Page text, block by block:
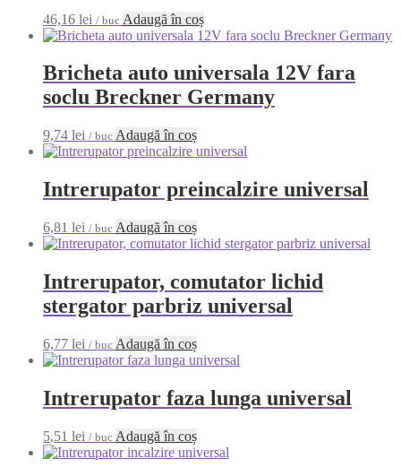
46,16 lei / buc Adaugă în coș
Bricheta auto universala 12V fara
soclu Breckner Germany
9,74 lei / buc Adaugă în coș
Intrerupator preincalzire universal
6,81 lei / buc Adaugă în coș
Intrerupator, comutator lichid
stergator parbriz universal
6,77 lei / buc Adaugă în coș
Intrerupator faza lunga universal
5,51 lei / buc Adaugă în coș